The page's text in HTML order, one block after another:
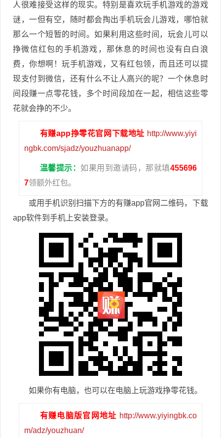
人很难接受这样的现实。特别是喜欢玩手机游戏的游戏
谜，一但有空，随时都会掏出手机玩会儿游戏，哪怕就
那么一个短暂的时间。如果利用这些时间，玩会儿可以
挣微信红包的手机游戏，那休息的时间也没有白白浪
费，你想啊！玩手机游戏，又有红包领，而且还可以提
现支付到微信，还有什么不让人高兴的呢？一个休息时
间段赚一点零花钱，多个时间段加在一起，相信这些零
花就会挣的不少。
有赚app挣零花官网下载地址 http://www.yiyi
ngbk.com/sjadz/youzhuanapp/
温馨提示：如果用到邀请码，那就填455696
7领额外红包。
或用手机识别扫描下方的有赚app官网二维码，下载
app软件到手机上安装登录。
如果你有电脑，也可以在电脑上玩游戏挣零花钱。
有赚电脑版官网地址 http://www.yiyingbk.co
m/adz/youzhuan/